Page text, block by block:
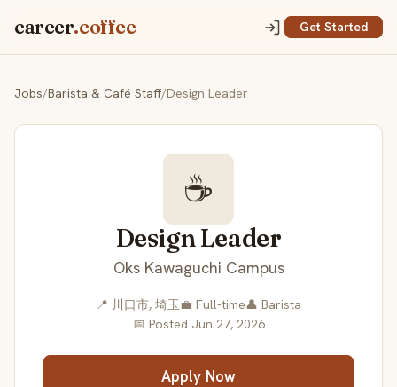
career.coffee Get Started
Jobs/Barista & Café Staff/Design Leader
☕
Design Leader
Oks Kawaguchi Campus
📍 川口市, 埼玉💼 Full-time👤 Barista
📅 Posted Jun 27, 2026
Apply Now